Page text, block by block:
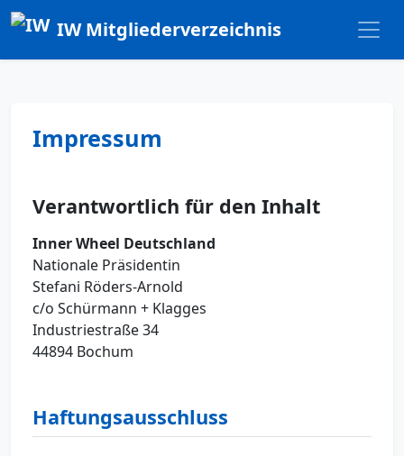
IW Mitgliederverzeichnis
Impressum
Verantwortlich für den Inhalt
Inner Wheel Deutschland
Nationale Präsidentin
Stefani Röders-Arnold
c/o Schürmann + Klagges
Industriestraße 34
44894 Bochum
Haftungsausschluss